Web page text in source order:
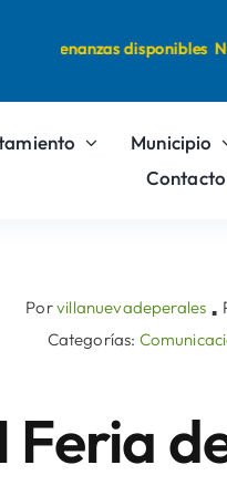
ordenanzas disponibles
Municipio
Contacto
Porvillanuevadeperales ▪
Categorías:
Feria